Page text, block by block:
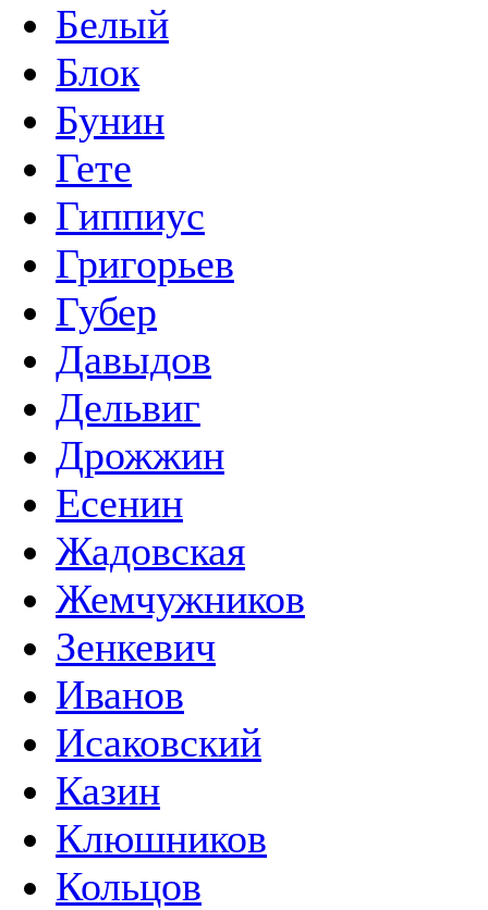
Белый
Блок
Бунин
Гете
Гиппиус
Григорьев
Губер
Давыдов
Дельвиг
Дрожжин
Есенин
Жадовская
Жемчужников
Зенкевич
Иванов
Исаковский
Казин
Клюшников
Кольцов